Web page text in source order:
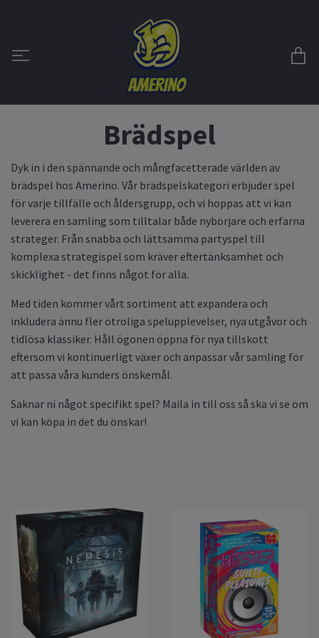
Brädspel
Dyk in i den spännande och mångfacetterade världen av
brädspel hos Amerino. Vår brädspelskategori erbjuder spel
för varje tillfälle och åldersgrupp, och vi hoppas att vi kan
leverera en samling som tilltalar både nybörjare och erfarna
strateger. Från snabba och lättsamma partyspel till
komplexa strategispel som kräver eftertänksamhet och
skicklighet - det finns något för alla.
Med tiden kommer vårt sortiment att expandera och
inkludera ännu fler otroliga spelupplevelser, nya utgåvor och
tidlösa klassiker. Håll ögonen öppna för nya tillskott
eftersom vi kontinuerligt växer och anpassar vår samling för
att passa våra kunders önskemål.
Saknar ni något specifikt spel? Maila in till oss så ska vi se om
vi kan köpa in det du önskar!